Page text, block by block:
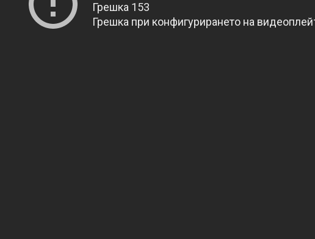
Грешка 153
Грешка при конфигурирането на